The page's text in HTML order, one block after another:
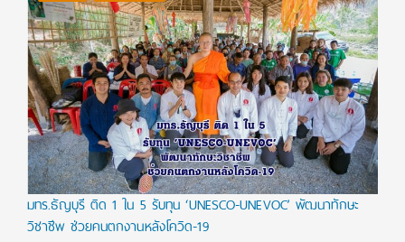
มทร.ธัญบุรี ติด 1 ใน 5 รับทุน ‘UNESCO-UNEVOC’ พัฒนาทักษะ
วิชาชีพ ช่วยคนตกงานหลังโควิด-19